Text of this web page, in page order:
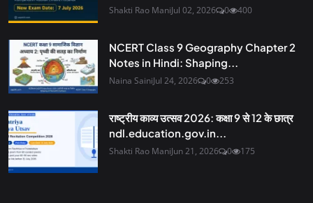
Shakti Rao ManiJul 02, 2026 0 400
NCERT Class 9 Geography Chapter 2
Notes in Hindi: Shaping...
Naina SainiJul 24, 2026 0 253
राष्ट्रीय काव्य उत्सव 2026: कक्षा 9 से 12 के छात्र
ndl.education.gov.in...
Shakti Rao ManiJun 21, 2026 0 175